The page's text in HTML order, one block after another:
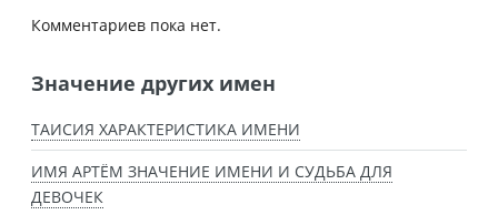
Комментариев пока нет.
Значение других имен
ТАИСИЯ ХАРАКТЕРИСТИКА ИМЕНИ
ИМЯ АРТЁМ ЗНАЧЕНИЕ ИМЕНИ И СУДЬБА ДЛЯ
ДЕВОЧЕК